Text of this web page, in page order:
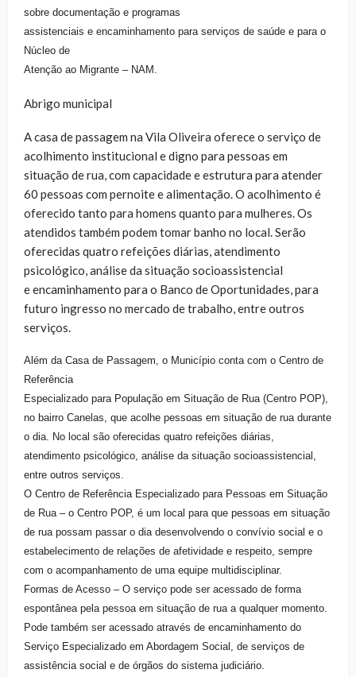
sobre documentação e programas
assistenciais e encaminhamento para serviços de saúde e para o
Núcleo de
Atenção ao Migrante – NAM.
Abrigo municipal
A casa de passagem na Vila Oliveira oferece o serviço de
acolhimento institucional e digno para pessoas em
situação de rua, com capacidade e estrutura para atender
60 pessoas com pernoite e alimentação. O acolhimento é
oferecido tanto para homens quanto para mulheres. Os
atendidos também podem tomar banho no local. Serão
oferecidas quatro refeições diárias, atendimento
psicológico, análise da situação socioassistencial
e encaminhamento para o Banco de Oportunidades, para
futuro ingresso no mercado de trabalho, entre outros
serviços.
Além da Casa de Passagem, o Município conta com o Centro de
Referência
Especializado para População em Situação de Rua (Centro POP),
no bairro Canelas, que acolhe pessoas em situação de rua durante
o dia. No local são oferecidas quatro refeições diárias,
atendimento psicológico, análise da situação socioassistencial,
entre outros serviços.
O Centro de Referência Especializado para Pessoas em Situação
de Rua – o Centro POP, é um local para que pessoas em situação
de rua possam passar o dia desenvolvendo o convívio social e o
estabelecimento de relações de afetividade e respeito, sempre
com o acompanhamento de uma equipe multidisciplinar.
Formas de Acesso – O serviço pode ser acessado de forma
espontânea pela pessoa em situação de rua a qualquer momento.
Pode também ser acessado através de encaminhamento do
Serviço Especializado em Abordagem Social, de serviços de
assistência social e de órgãos do sistema judiciário.